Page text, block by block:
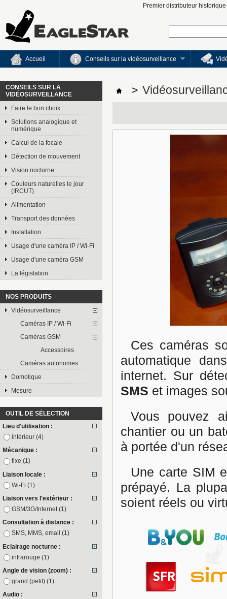
Premier distributeur
Accueil Conseils sur la vidéosurveillance
CONSEILS SUR LA
VIDÉOSURVEILLANCE
Faire le bon choix
Solutions analogique et
numérique
Calcul de la focale
Détection de mouvement
Vision nocturne
Couleurs naturelles le jour
(IRCUT)
Alimentation
Transport des données
Installation
Usage d'une caméra IP / Wi-Fi
Usage d'une caméra GSM
La législation
NOS PRODUITS
Vidéosurveillance
Caméras IP / Wi-Fi
Caméras GSM
Accessoires
Caméras autonomes
Domotique
Mesure
OUTIL DE SÉLECTION
Lieu d'utilisation :
intérieur (4)
Mécanique :
fixe (1)
Liaison locale :
Wi-Fi (1)
Liaison vers l'extérieur :
GSM/3G/Internet(1)
Consultation à distance :
SMS, MMS, email (1)
Eclairage nocturne :
infrarouge (1)
Angle de vision (zoom) :
grand (petit) (1)
Audio :
>
Ces caméras
automatique
internet. Sur
SMS et images
Vous pouvez
chantier ou un
à portée d'un
Une carte SIM
prépayé. La
soient réels ou